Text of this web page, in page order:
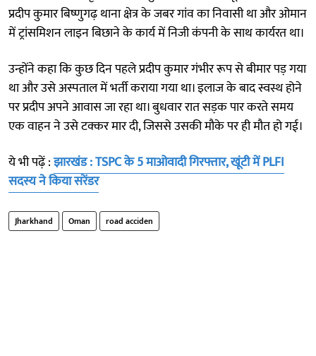
प्रदीप कुमार बिष्णुगढ़ थाना क्षेत्र के जबर गांव का निवासी था और ओमान
में ट्रांसमिशन लाइन बिछाने के कार्य में निजी कंपनी के साथ कार्यरत था।
उन्होंने कहा कि कुछ दिन पहले प्रदीप कुमार गंभीर रूप से बीमार पड़ गया
था और उसे अस्पताल में भर्ती कराया गया था। इलाज के बाद स्वस्थ होने
पर प्रदीप अपने आवास जा रहा था। बुधवार रात सड़क पार करते समय
एक वाहन ने उसे टक्कर मार दी, जिससे उसकी मौके पर ही मौत हो गई।
ये भी पढ़ें :झारखंड : TSPC के 5 माओवादी गिरफ्तार, खूंटी में PLFI
सदस्य ने किया सरेंडर
Jharkhand Oman road acciden